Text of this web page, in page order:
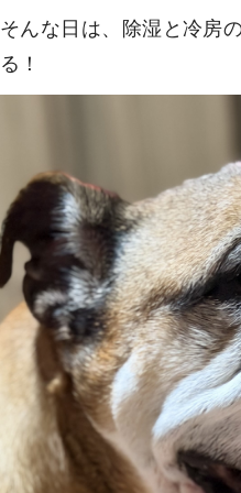
そんな日は、除湿と冷房
る！